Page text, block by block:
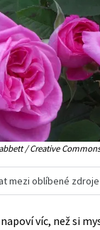
/ Creative
mezi oblíbené zdroje
víc, než si